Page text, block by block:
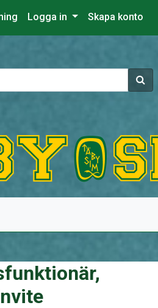
Logga in Skapa konto
Sök